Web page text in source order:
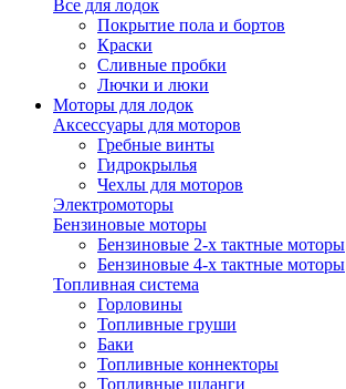
Все для лодок
Покрытие пола и бортов
Краски
Сливные пробки
Лючки и люки
Моторы для лодок
Аксессуары для моторов
Гребные винты
Гидрокрылья
Чехлы для моторов
Электромоторы
Бензиновые моторы
Бензиновые 2-х тактные моторы
Бензиновые 4-х тактные моторы
Топливная система
Горловины
Топливные груши
Баки
Топливные коннекторы
Топливные шланги